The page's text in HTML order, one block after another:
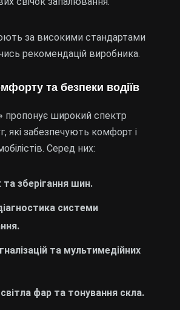
за високими стандартами
рекомендацій виробника.
та безпеки водіїв
пропонує широкий спектр
які забезпечують комфорт і
Серед них:
зберігання шин.
системи
та мультимедійних
фар та тонування скла.